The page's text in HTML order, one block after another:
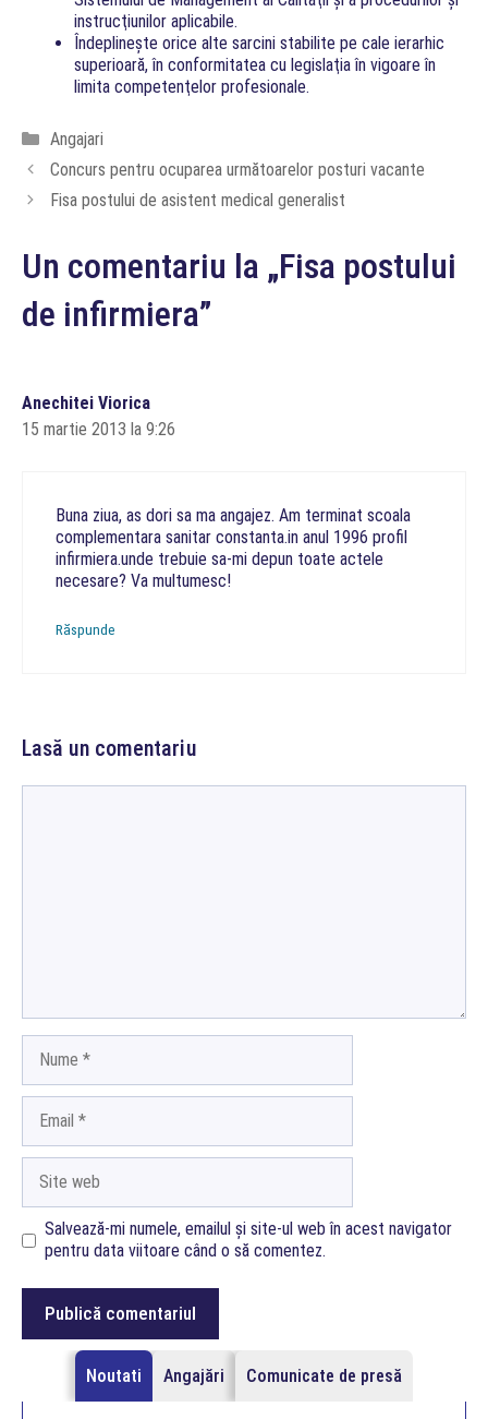
instrucţiunilor aplicabile.
Îndeplineşte orice alte sarcini stabilite pe cale ierarhic
superioară, în conformitatea cu legislaţia în vigoare în
limita competenţelor profesionale.
Categorii
Angajari
Concurs pentru ocuparea următoarelor posturi vacante
Fisa postului de asistent medical generalist
Un comentariu la „Fisa postului
de infirmiera”
Anechitei Viorica
15 martie 2013 la 9:26
Buna ziua, as dori sa ma angajez. Am terminat scoala
complementara sanitar constanta.in anul 1996 profil
infirmiera.unde trebuie sa-mi depun toate actele
necesare? Va multumesc!
Răspunde
Lasă un comentariu
web
Salvează-mi numele, emailul și site-ul web în acest navigator
pentru data viitoare când o să comentez.
Noutati Angajări Comunicate de presă